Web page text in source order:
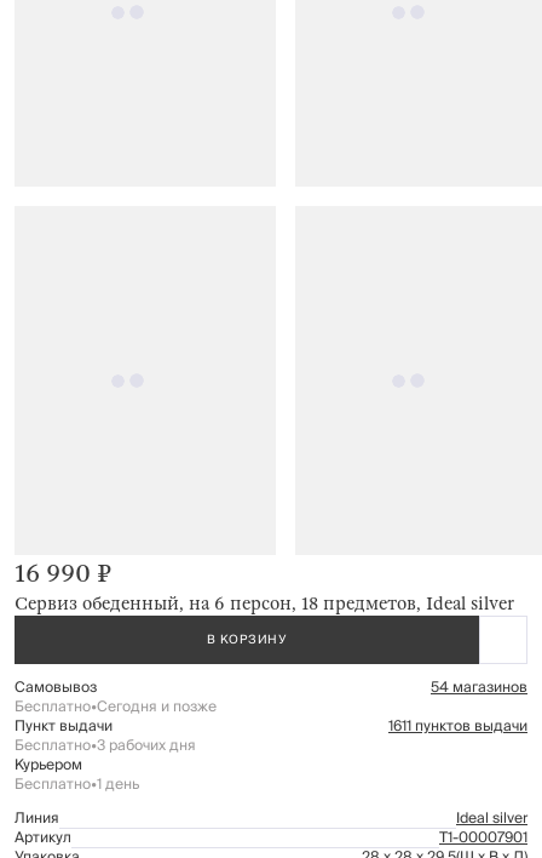
Сервиз обеденный, на 6 персон, 18 предметов, Ideal silver
16 990 ₽
В КОРЗИНУ
Самовывоз 54 магазинов
Бесплатно•Сегодня и позже
Пункт выдачи 1611 пунктов выдачи
Бесплатно•3 рабочих дня
Курьером
Бесплатно•1 день
Линия
Ideal silver
Артикул Т1-00007901